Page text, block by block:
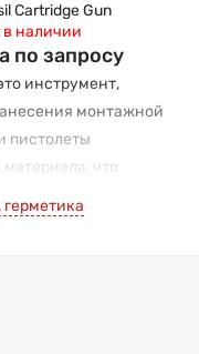
Cartridge Gun
в наличии
по запросу
инструмент,
монтажной
пистолеты
что
обеспечивающая